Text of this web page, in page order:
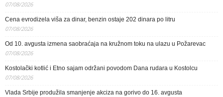
07/08/2026
Cena evrodizela viša za dinar, benzin ostaje 202 dinara po litru
07/08/2026
Od 10. avgusta izmena saobraćaja na kružnom toku na ulazu u Požarevac
07/08/2026
Kostolački kotlić i Etno sajam održani povodom Dana rudara u Kostolcu
07/08/2026
Vlada Srbije produžila smanjenje akciza na gorivo do 16. avgusta